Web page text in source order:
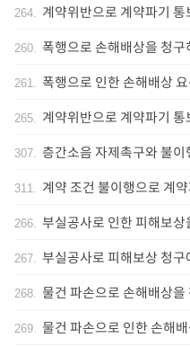
264. 계약위반으로 계약파기 통
260. 폭행으로 손해배상을 청
261. 폭행으로 인한 손해배상
265. 계약위반으로 계약파기
307. 층간소음 자제촉구와 불
311. 계약 조건 불이행으로 계
266. 부실공사로 인한 피해보
267. 부실공사로 피해보상 청
268. 물건 파손으로 손해배상을
269. 물건 파손으로 인한 손해